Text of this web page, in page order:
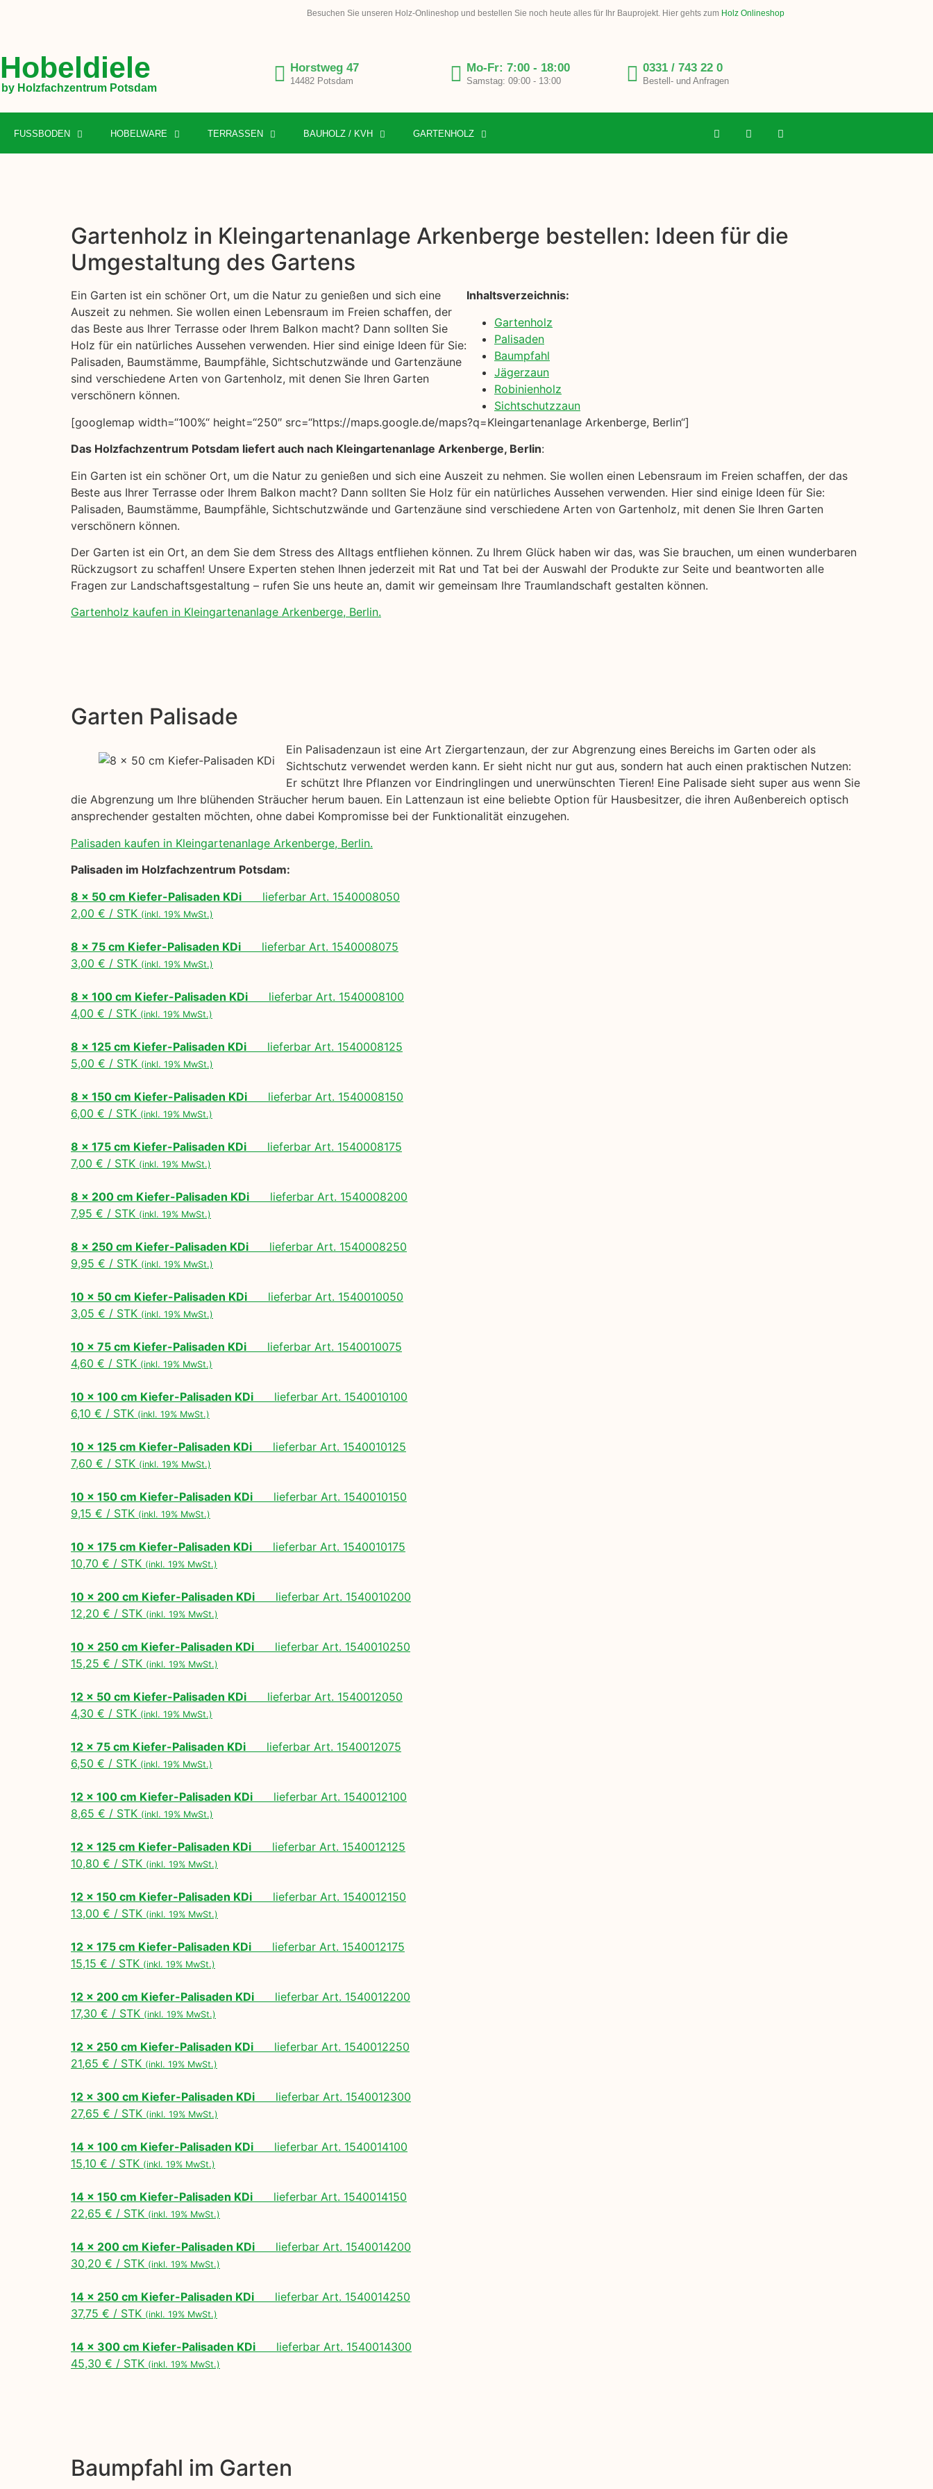
Besuchen Sie unseren Holz-Onlineshop und bestellen Sie noch heute alles für Ihr Bauprojekt. Hier gehts zum Holz Onlineshop
Hobeldiele
by Holzfachzentrum Potsdam
Horstweg 47
14482 Potsdam
Mo-Fr: 7:00 - 18:00
Samstag: 09:00 - 13:00
0331 / 743 22 0
Bestell- und Anfragen
FUSSBODEN HOBELWARE TERRASSEN BAUHOLZ / KVH GARTENHOLZ
Gartenholz in Kleingartenanlage Arkenberge bestellen: Ideen für die
Umgestaltung des Gartens
Ein Garten ist ein schöner Ort, um die Natur zu genießen und sich eine
Auszeit zu nehmen. Sie wollen einen Lebensraum im Freien schaffen, der
das Beste aus Ihrer Terrasse oder Ihrem Balkon macht? Dann sollten Sie
Holz für ein natürliches Aussehen verwenden. Hier sind einige Ideen für Sie:
Palisaden, Baumstämme, Baumpfähle, Sichtschutzwände und Gartenzäune
sind verschiedene Arten von Gartenholz, mit denen Sie Ihren Garten
verschönern können.
Inhaltsverzeichnis:
Gartenholz
Palisaden
Baumpfahl
Jägerzaun
Robinienholz
Sichtschutzzaun
[googlemap width=“100%“ height=“250″ src=“https://maps.google.de/maps?q=Kleingartenanlage Arkenberge, Berlin“]
Das Holzfachzentrum Potsdam liefert auch nach Kleingartenanlage Arkenberge, Berlin:
Ein Garten ist ein schöner Ort, um die Natur zu genießen und sich eine Auszeit zu nehmen. Sie wollen einen Lebensraum im Freien schaffen, der das
Beste aus Ihrer Terrasse oder Ihrem Balkon macht? Dann sollten Sie Holz für ein natürliches Aussehen verwenden. Hier sind einige Ideen für Sie:
Palisaden, Baumstämme, Baumpfähle, Sichtschutzwände und Gartenzäune sind verschiedene Arten von Gartenholz, mit denen Sie Ihren Garten
verschönern können.
Der Garten ist ein Ort, an dem Sie dem Stress des Alltags entfliehen können. Zu Ihrem Glück haben wir das, was Sie brauchen, um einen wunderbaren
Rückzugsort zu schaffen! Unsere Experten stehen Ihnen jederzeit mit Rat und Tat bei der Auswahl der Produkte zur Seite und beantworten alle
Fragen zur Landschaftsgestaltung – rufen Sie uns heute an, damit wir gemeinsam Ihre Traumlandschaft gestalten können.
Gartenholz kaufen in Kleingartenanlage Arkenberge, Berlin.
Garten Palisade
Ein Palisadenzaun ist eine Art Ziergartenzaun, der zur Abgrenzung eines Bereichs im Garten oder als
Sichtschutz verwendet werden kann. Er sieht nicht nur gut aus, sondern hat auch einen praktischen Nutzen:
Er schützt Ihre Pflanzen vor Eindringlingen und unerwünschten Tieren! Eine Palisade sieht super aus wenn Sie
die Abgrenzung um Ihre blühenden Sträucher herum bauen. Ein Lattenzaun ist eine beliebte Option für Hausbesitzer, die ihren Außenbereich optisch
ansprechender gestalten möchten, ohne dabei Kompromisse bei der Funktionalität einzugehen.
Palisaden kaufen in Kleingartenanlage Arkenberge, Berlin.
Palisaden im Holzfachzentrum Potsdam:
8 x 50 cm Kiefer-Palisaden KDi lieferbar Art. 1540008050
2,00 € / STK (inkl. 19% MwSt.)
8 x 75 cm Kiefer-Palisaden KDi lieferbar Art. 1540008075
3,00 € / STK (inkl. 19% MwSt.)
8 x 100 cm Kiefer-Palisaden KDi lieferbar Art. 1540008100
4,00 € / STK (inkl. 19% MwSt.)
8 x 125 cm Kiefer-Palisaden KDi lieferbar Art. 1540008125
5,00 € / STK (inkl. 19% MwSt.)
8 x 150 cm Kiefer-Palisaden KDi lieferbar Art. 1540008150
6,00 € / STK (inkl. 19% MwSt.)
8 x 175 cm Kiefer-Palisaden KDi lieferbar Art. 1540008175
7,00 € / STK (inkl. 19% MwSt.)
8 x 200 cm Kiefer-Palisaden KDi lieferbar Art. 1540008200
7,95 € / STK (inkl. 19% MwSt.)
8 x 250 cm Kiefer-Palisaden KDi lieferbar Art. 1540008250
9,95 € / STK (inkl. 19% MwSt.)
10 x 50 cm Kiefer-Palisaden KDi lieferbar Art. 1540010050
3,05 € / STK (inkl. 19% MwSt.)
10 x 75 cm Kiefer-Palisaden KDi lieferbar Art. 1540010075
4,60 € / STK (inkl. 19% MwSt.)
10 x 100 cm Kiefer-Palisaden KDi lieferbar Art. 1540010100
6,10 € / STK (inkl. 19% MwSt.)
10 x 125 cm Kiefer-Palisaden KDi lieferbar Art. 1540010125
7,60 € / STK (inkl. 19% MwSt.)
10 x 150 cm Kiefer-Palisaden KDi lieferbar Art. 1540010150
9,15 € / STK (inkl. 19% MwSt.)
10 x 175 cm Kiefer-Palisaden KDi lieferbar Art. 1540010175
10,70 € / STK (inkl. 19% MwSt.)
10 x 200 cm Kiefer-Palisaden KDi lieferbar Art. 1540010200
12,20 € / STK (inkl. 19% MwSt.)
10 x 250 cm Kiefer-Palisaden KDi lieferbar Art. 1540010250
15,25 € / STK (inkl. 19% MwSt.)
12 x 50 cm Kiefer-Palisaden KDi lieferbar Art. 1540012050
4,30 € / STK (inkl. 19% MwSt.)
12 x 75 cm Kiefer-Palisaden KDi lieferbar Art. 1540012075
6,50 € / STK (inkl. 19% MwSt.)
12 x 100 cm Kiefer-Palisaden KDi lieferbar Art. 1540012100
8,65 € / STK (inkl. 19% MwSt.)
12 x 125 cm Kiefer-Palisaden KDi lieferbar Art. 1540012125
10,80 € / STK (inkl. 19% MwSt.)
12 x 150 cm Kiefer-Palisaden KDi lieferbar Art. 1540012150
13,00 € / STK (inkl. 19% MwSt.)
12 x 175 cm Kiefer-Palisaden KDi lieferbar Art. 1540012175
15,15 € / STK (inkl. 19% MwSt.)
12 x 200 cm Kiefer-Palisaden KDi lieferbar Art. 1540012200
17,30 € / STK (inkl. 19% MwSt.)
12 x 250 cm Kiefer-Palisaden KDi lieferbar Art. 1540012250
21,65 € / STK (inkl. 19% MwSt.)
12 x 300 cm Kiefer-Palisaden KDi lieferbar Art. 1540012300
27,65 € / STK (inkl. 19% MwSt.)
14 x 100 cm Kiefer-Palisaden KDi lieferbar Art. 1540014100
15,10 € / STK (inkl. 19% MwSt.)
14 x 150 cm Kiefer-Palisaden KDi lieferbar Art. 1540014150
22,65 € / STK (inkl. 19% MwSt.)
14 x 200 cm Kiefer-Palisaden KDi lieferbar Art. 1540014200
30,20 € / STK (inkl. 19% MwSt.)
14 x 250 cm Kiefer-Palisaden KDi lieferbar Art. 1540014250
37,75 € / STK (inkl. 19% MwSt.)
14 x 300 cm Kiefer-Palisaden KDi lieferbar Art. 1540014300
45,30 € / STK (inkl. 19% MwSt.)
Baumpfahl im Garten